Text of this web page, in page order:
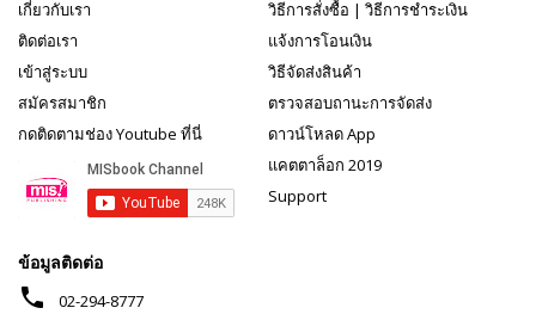
เกี่ยวกับเรา
ติดต่อเรา
เข้าสู่ระบบ
สมัครสมาชิก
กดติดตามช่อง Youtube ที่นี่
วิธีการสั่งซื้อ | วิธีการชำระเงิน
แจ้งการโอนเงิน
วิธีจัดส่งสินค้า
ตรวจสอบถานะการจัดส่ง
ดาวน์โหลด App
แคตตาล็อก 2019
Support
ข้อมูลติดต่อ
phone 02-294-8777